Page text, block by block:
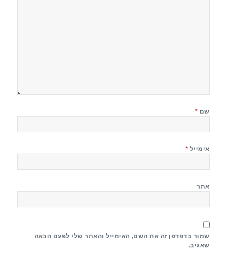
שם *
אימייל *
אתר
שמור בדפדפן זה את השם, האימייל והאתר שלי לפעם הבאה
שאגיב.